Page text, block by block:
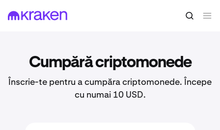
Cumpără criptomonede
Înscrie-te pentru a cumpăra criptomonede. Începe
cu numai 10 USD.